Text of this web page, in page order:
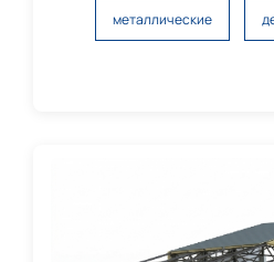
металлические